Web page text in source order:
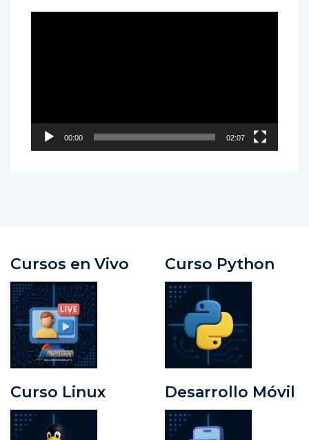
00:00 02:07
Cursos en Vivo Curso Python
Curso Linux Desarrollo Móvil